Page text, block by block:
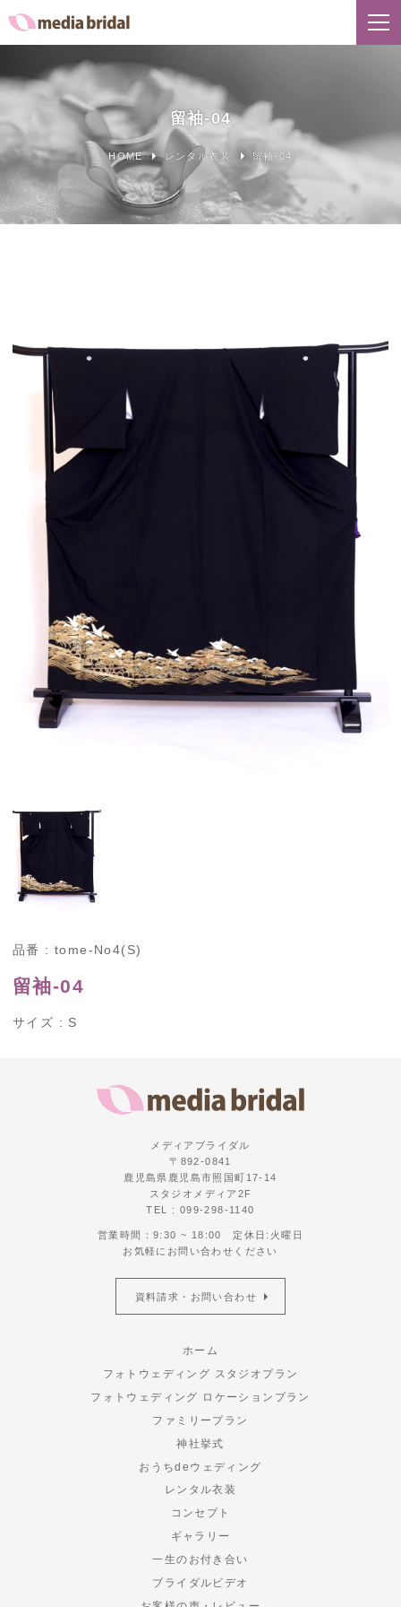
留袖-04
HOME レンタル衣装 留袖-04
品番 : tome-No4(S)
留袖-04
サイズ : S
メディアブライダル
〒892-0841
鹿児島県鹿児島市照国町17-14
スタジオメディア2F
TEL : 099-298-1140
営業時間：9:30 ~ 18:00 定休日:火曜日
お気軽にお問い合わせください
資料請求・お問い合わせ
ホーム
フォトウェディング スタジオプラン
フォトウェディング ロケーションプラン
ファミリープラン
神社挙式
おうちdeウェディング
レンタル衣装
コンセプト
ギャラリー
一生のお付き合い
ブライダルビデオ